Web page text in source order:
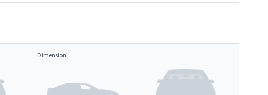
Dimensioni